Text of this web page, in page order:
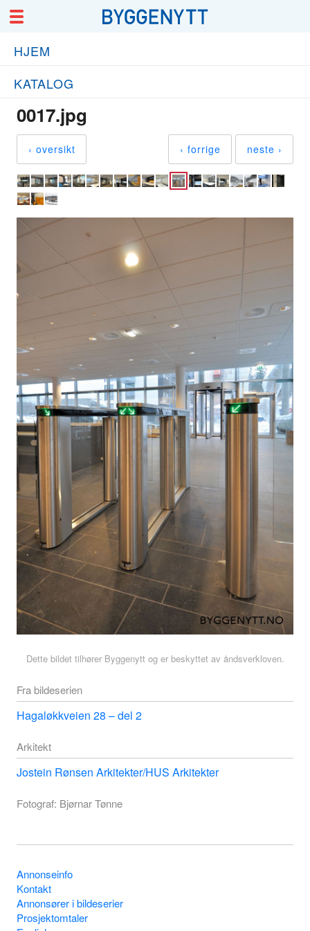
HJEM
KATALOG
0017.jpg
‹ oversikt ‹ forrige neste ›
Dette bildet tilhører Byggenytt og er beskyttet av åndsverkloven.
Fra bildeserien
Hagaløkkveien 28 – del 2
Arkitekt
Jostein Rønsen Arkitekter/HUS Arkitekter
Fotograf: Bjørnar Tønne
Annonseinfo
Kontakt
Annonsører i bildeserier
Prosjektomtaler